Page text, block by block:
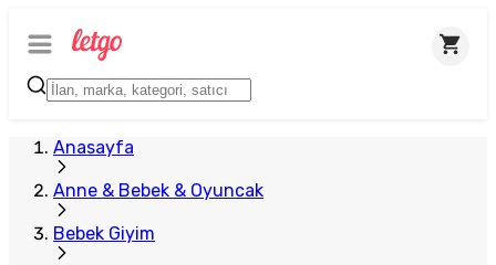
Anasayfa
Anne & Bebek & Oyuncak
Bebek Giyim
Plus Satıcı